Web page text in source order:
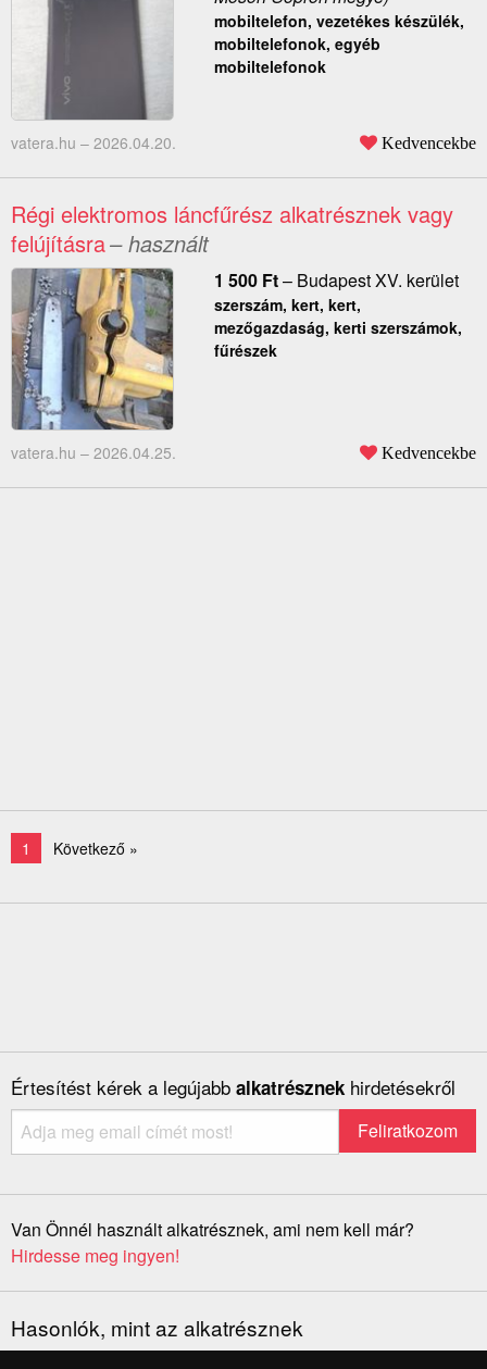
mobiltelefon, vezetékes készülék,
mobiltelefonok, egyéb
mobiltelefonok
vatera.hu – 2026.04.20. Kedvencekbe
Régi elektromos láncfűrész alkatrésznek vagy
felújításra– használt
1 500 Ft– Budapest XV. kerület
szerszám, kert, kert,
mezőgazdaság, kerti szerszámok,
fűrészek
vatera.hu – 2026.04.25. Kedvencekbe
1 Következő »
Értesítést kérek a legújabb alkatrésznek hirdetésekről
Van Önnél használt alkatrésznek, ami nem kell már?
Hirdesse meg ingyen!
Hasonlók, mint az alkatrésznek